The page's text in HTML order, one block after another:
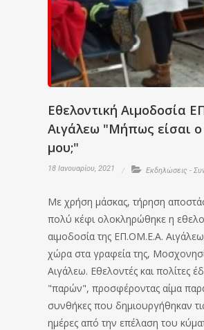
Εθελοντική Αιμοδοσία
Αιγάλεω "Μήπως είσαι
μου;"
18 Ιανουαρίου, 2021 Εκδηλώσεις -
Με χρήση μάσκας, τήρηση
πολύ κέφι ολοκληρώθηκε η
αιμοδοσία της ΕΠ.ΟΜ.Ε.Α.
χώρα στα γραφεία της,
Αιγάλεω. Εθελοντές και πολίτες
"παρών", προσφέροντας αίμα
συνθήκες που δημιουργήθηκαν
ημέρες από την επέλαση του